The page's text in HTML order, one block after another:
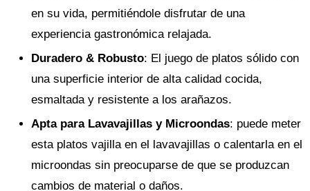
en su vida, permitiéndole disfrutar de una
experiencia gastronómica relajada.
Duradero & Robusto: El juego de platos sólido con
una superficie interior de alta calidad cocida,
esmaltada y resistente a los arañazos.
Apta para Lavavajillas y Microondas: puede meter
esta platos vajilla en el lavavajillas o calentarla en el
microondas sin preocuparse de que se produzcan
cambios de material o daños.